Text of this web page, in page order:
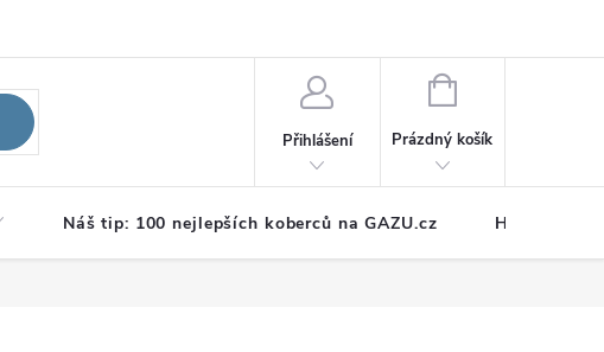
Přihlášení
NÁKUPNÍ
Prázdný košík
Náš tip: 100 nejlepších koberců na GAZU.cz Hodnocení